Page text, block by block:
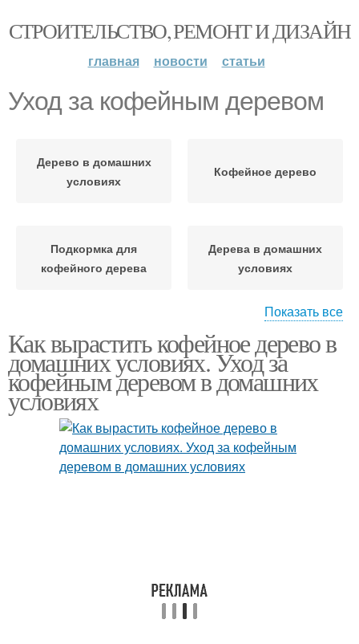
СТРОИТЕЛЬСТВО, РЕМОНТ И ДИЗАЙН
главная новости статьи
Уход за кофейным деревом
Дерево в домашних
условиях
Кофейное дерево
Подкормка для
кофейного дерева
Дерева в домашних
условиях
условиях
Показать все
Как вырастить кофейное дерево в
домашних условиях. Уход за
кофейным деревом в домашних
условиях